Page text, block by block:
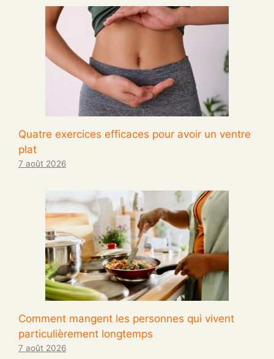
Quatre exercices efficaces pour avoir un ventre
plat
7 août 2026
Comment mangent les personnes qui vivent
particulièrement longtemps
7 août 2026